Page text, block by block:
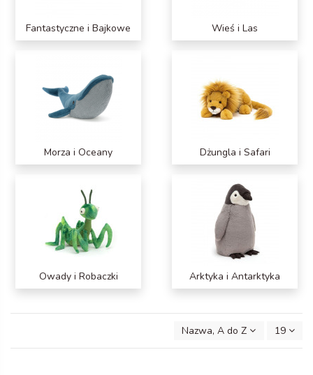
Fantastyczne i Bajkowe Wieś i Las
Morza i Oceany Dżungla i Safari
Owady i Robaczki Arktyka i Antarktyka
Nazwa, A do Z 19